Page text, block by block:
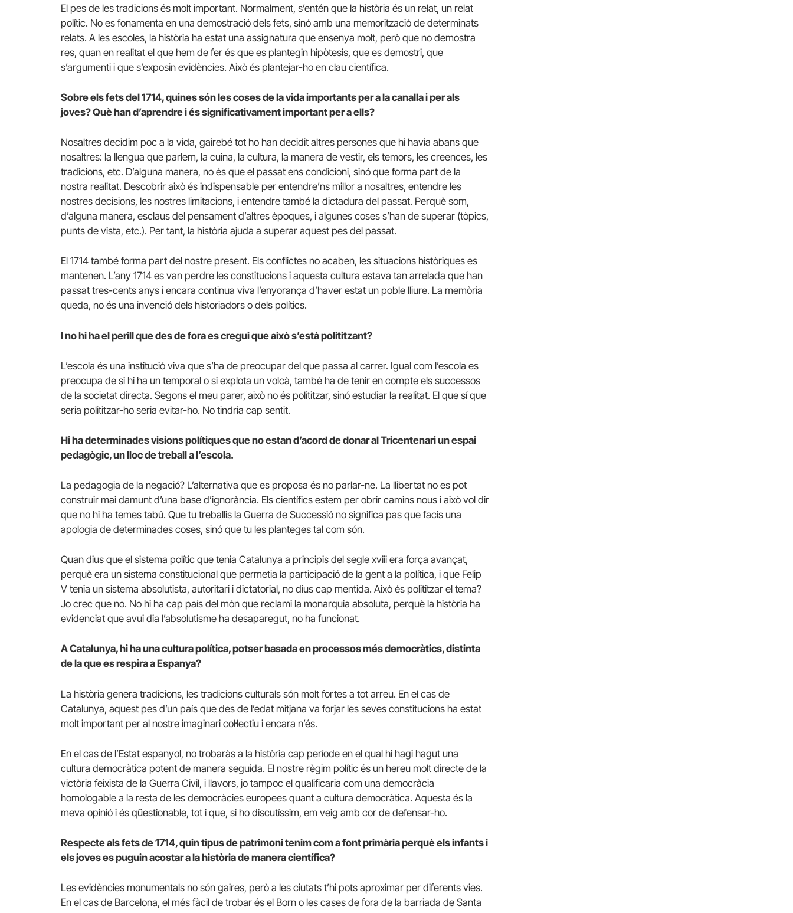
El pes de les tradicions és molt important. Normalment, s’entén que la història és un relat, un relat
polític. No es fonamenta en una demostració dels fets, sinó amb una memorització de determinats
relats. A les escoles, la història ha estat una assignatura que ensenya molt, però que no demostra
res, quan en realitat el que hem de fer és que es plantegin hipòtesis, que es demostri, que
s’argumenti i que s’exposin evidències. Això és plantejar-ho en clau científica.
Sobre els fets del 1714, quines són les coses de la vida importants per a la canalla i per als
joves? Què han d’aprendre i és significativament important per a ells?
Nosaltres decidim poc a la vida, gairebé tot ho han decidit altres persones que hi havia abans que
nosaltres: la llengua que parlem, la cuina, la cultura, la manera de vestir, els temors, les creences, les
tradicions, etc. D’alguna manera, no és que el passat ens condicioni, sinó que forma part de la
nostra realitat. Descobrir això és indispensable per entendre’ns millor a nosaltres, entendre les
nostres decisions, les nostres limitacions, i entendre també la dictadura del passat. Perquè som,
d’alguna manera, esclaus del pensament d’altres èpoques, i algunes coses s’han de superar (tòpics,
punts de vista, etc.). Per tant, la història ajuda a superar aquest pes del passat.
El 1714 també forma part del nostre present. Els conflictes no acaben, les situacions històriques es
mantenen. L’any 1714 es van perdre les constitucions i aquesta cultura estava tan arrelada que han
passat tres-cents anys i encara continua viva l’enyorança d’haver estat un poble lliure. La memòria
queda, no és una invenció dels historiadors o dels polítics.
I no hi ha el perill que des de fora es cregui que això s’està polititzant?
L’escola és una institució viva que s’ha de preocupar del que passa al carrer. Igual com l’escola es
preocupa de si hi ha un temporal o si explota un volcà, també ha de tenir en compte els successos
de la societat directa. Segons el meu parer, això no és polititzar, sinó estudiar la realitat. El que sí que
seria polititzar-ho seria evitar-ho. No tindria cap sentit.
Hi ha determinades visions polítiques que no estan d’acord de donar al Tricentenari un espai
pedagògic, un lloc de treball a l’escola.
La pedagogia de la negació? L’alternativa que es proposa és no parlar-ne. La llibertat no es pot
construir mai damunt d’una base d’ignorància. Els científics estem per obrir camins nous i això vol dir
que no hi ha temes tabú. Que tu treballis la Guerra de Successió no significa pas que facis una
apologia de determinades coses, sinó que tu les planteges tal com són.
Quan dius que el sistema polític que tenia Catalunya a principis del segle xviii era força avançat,
perquè era un sistema constitucional que permetia la participació de la gent a la política, i que Felip
V tenia un sistema absolutista, autoritari i dictatorial, no dius cap mentida. Això és polititzar el tema?
Jo crec que no. No hi ha cap país del món que reclami la monarquia absoluta, perquè la història ha
evidenciat que avui dia l’absolutisme ha desaparegut, no ha funcionat.
A Catalunya, hi ha una cultura política, potser basada en processos més democràtics, distinta
de la que es respira a Espanya?
La història genera tradicions, les tradicions culturals són molt fortes a tot arreu. En el cas de
Catalunya, aquest pes d’un país que des de l’edat mitjana va forjar les seves constitucions ha estat
molt important per al nostre imaginari col·lectiu i encara n’és.
En el cas de l’Estat espanyol, no trobaràs a la història cap període en el qual hi hagi hagut una
cultura democràtica potent de manera seguida. El nostre règim polític és un hereu molt directe de la
victòria feixista de la Guerra Civil, i llavors, jo tampoc el qualificaria com una democràcia
homologable a la resta de les democràcies europees quant a cultura democràtica. Aquesta és la
meva opinió i és qüestionable, tot i que, si ho discutíssim, em veig amb cor de defensar-ho.
Respecte als fets de 1714, quin tipus de patrimoni tenim com a font primària perquè els infants i
els joves es puguin acostar a la història de manera científica?
Les evidències monumentals no són gaires, però a les ciutats t’hi pots aproximar per diferents vies.
En el cas de Barcelona, el més fàcil de trobar és el Born o les cases de fora de la barriada de Santa